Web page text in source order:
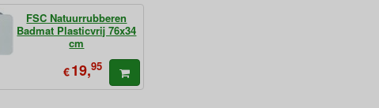
FSC Natuurrubberen
Badmat Plasticvrij 76x34
cm
€19,95